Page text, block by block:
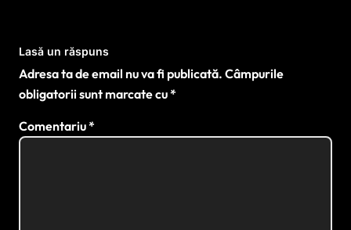
Lasă un răspuns
Adresa ta de email nu va fi publicată. Câmpurile
obligatorii sunt marcate cu*
Comentariu*